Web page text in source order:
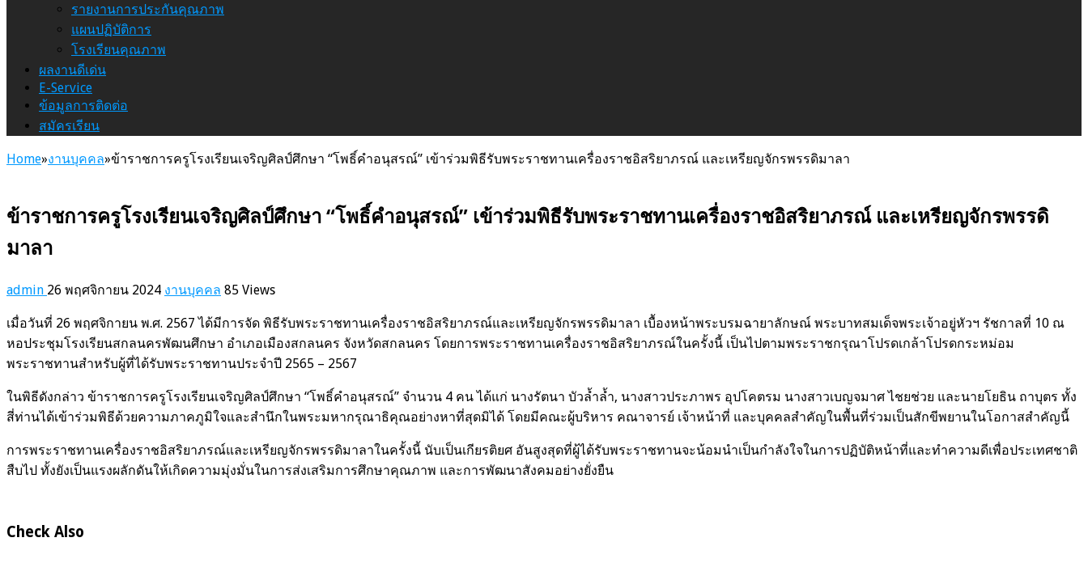
รายงานการประกันคุณภาพ
แผนปฏิบัติการ
โรงเรียนคุณภาพ
ผลงานดีเด่น
E-Service
ข้อมูลการติดต่อ
สมัครเรียน
Home»งานบุคคล»ข้าราชการครูโรงเรียนเจริญศิลป์ศึกษา “โพธิ์คำอนุสรณ์” เข้าร่วมพิธีรับพระราชทานเครื่องราชอิสริยาภรณ์ และเหรียญจักรพรรดิมาลา
ข้าราชการครูโรงเรียนเจริญศิลป์ศึกษา “โพธิ์คำอนุสรณ์” เข้าร่วมพิธีรับพระราชทานเครื่องราชอิสริยาภรณ์ และเหรียญจักรพรรดิ
มาลา
admin 26 พฤศจิกายน 2024 งานบุคคล 85 Views
เมื่อวันที่ 26 พฤศจิกายน พ.ศ. 2567 ได้มีการจัด พิธีรับพระราชทานเครื่องราชอิสริยาภรณ์และเหรียญจักรพรรดิมาลา เบื้องหน้าพระบรมฉายาลักษณ์ พระบาทสมเด็จพระเจ้าอยู่หัวฯ รัชกาลที่ 10 ณ
หอประชุมโรงเรียนสกลนครพัฒนศึกษา อำเภอเมืองสกลนคร จังหวัดสกลนคร โดยการพระราชทานเครื่องราชอิสริยาภรณ์ในครั้งนี้ เป็นไปตามพระราชกรุณาโปรดเกล้าโปรดกระหม่อม
พระราชทานสำหรับผู้ที่ได้รับพระราชทานประจำปี 2565 – 2567
ในพิธีดังกล่าว ข้าราชการครูโรงเรียนเจริญศิลป์ศึกษา “โพธิ์คำอนุสรณ์” จำนวน 4 คน ได้แก่ นางรัตนา บัวล้ำล้ำ, นางสาวประภาพร อุปโคตรม นางสาวเบญจมาศ ไชยช่วย และนายโยธิน ถาบุตร ทั้ง
สี่ท่านได้เข้าร่วมพิธีด้วยความภาคภูมิใจและสำนึกในพระมหากรุณาธิคุณอย่างหาที่สุดมิได้ โดยมีคณะผู้บริหาร คณาจารย์ เจ้าหน้าที่ และบุคคลสำคัญในพื้นที่ร่วมเป็นสักขีพยานในโอกาสสำคัญนี้
การพระราชทานเครื่องราชอิสริยาภรณ์และเหรียญจักรพรรดิมาลาในครั้งนี้ นับเป็นเกียรติยศ อันสูงสุดที่ผู้ได้รับพระราชทานจะน้อมนำเป็นกำลังใจในการปฏิบัติหน้าที่และทำความดีเพื่อประเทศชาติ
สืบไป ทั้งยังเป็นแรงผลักดันให้เกิดความมุ่งมั่นในการส่งเสริมการศึกษาคุณภาพ และการพัฒนาสังคมอย่างยั่งยืน
Check Also